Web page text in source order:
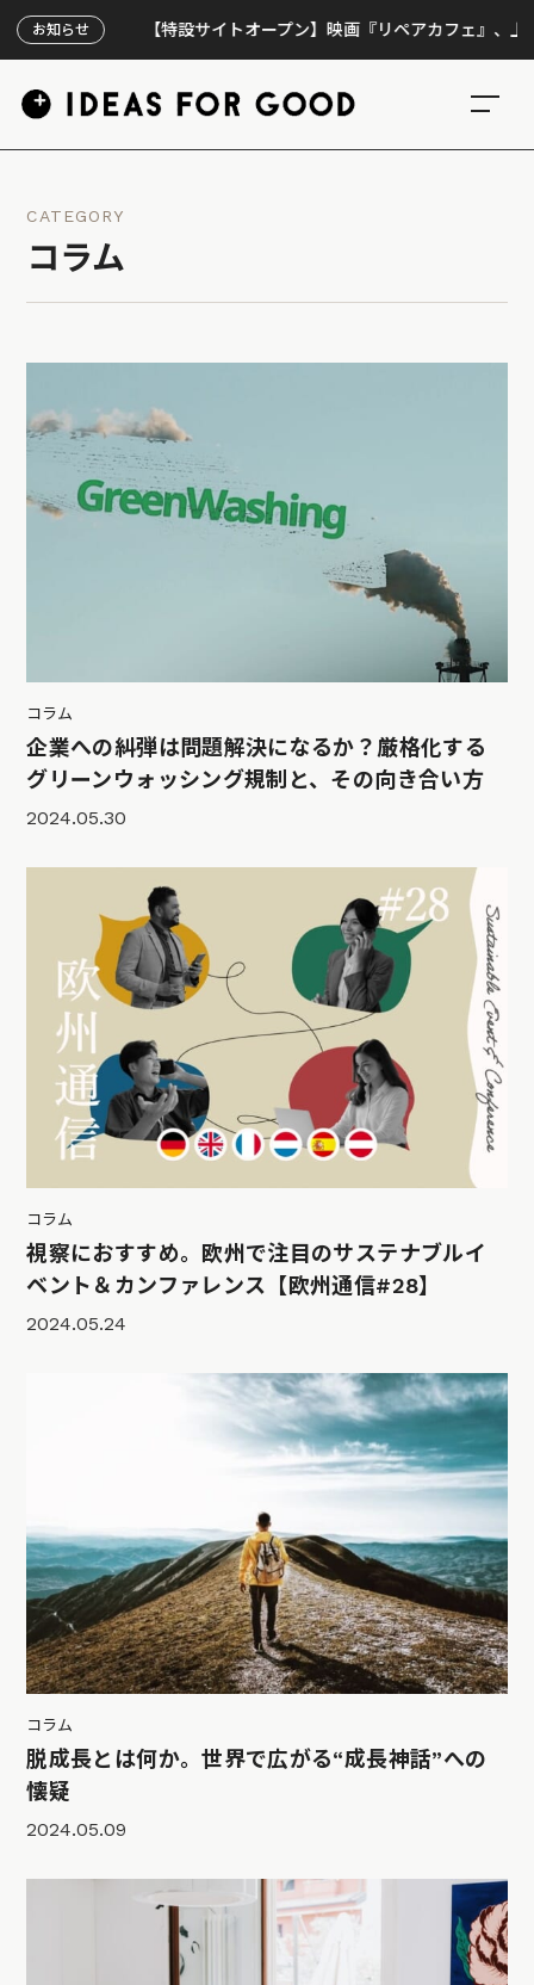
お知らせ 【特設サイトオープン】映画『リペアカフェ』、上映300
CATEGORY
コラム
コラム
企業への糾弾は問題解決になるか？厳格化する
グリーンウォッシング規制と、その向き合い方
2024.05.30
コラム
視察におすすめ。欧州で注目のサステナブルイ
ベント＆カンファレンス【欧州通信#28】
2024.05.24
コラム
脱成長とは何か。世界で広がる“成長神話”への
懐疑
2024.05.09